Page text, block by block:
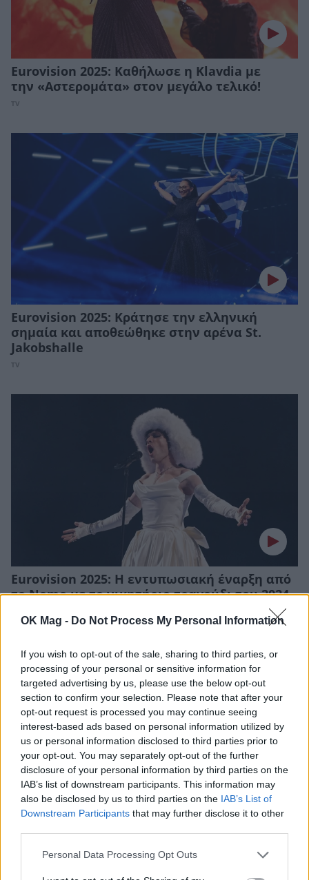
OK Mag - Do Not Process My Personal Information
If you wish to opt-out of the sale, sharing to third parties, or
processing of your personal or sensitive information for
targeted advertising by us, please use the below opt-out
section to confirm your selection. Please note that after your
opt-out request is processed you may continue seeing
interest-based ads based on personal information utilized by
us or personal information disclosed to third parties prior to
your opt-out. You may separately opt-out of the further
disclosure of your personal information by third parties on the
IAB’s list of downstream participants. This information may
also be disclosed by us to third parties on the IAB’s List of
Downstream Participants that may further disclose it to other
Personal Data Processing Opt Outs
Eurovision 2025: Καθήλωσε η Klavdia με
την «Αστερομάτα» στον μεγάλο τελικό!
TV
Eurovision 2025: Κράτησε την ελληνική
σημαία και αποθεώθηκε στην αρένα St.
Jakobshalle
TV
Eurovision 2025: Η εντυπωσιακή έναρξη από
το Nemo με το νικητήριο τραγούδι του 2024
τελικό της Eurovision 2025